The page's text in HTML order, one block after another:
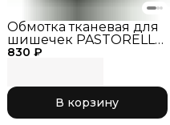
830 ₽
Обмотка тканевая для
шишечек PASTORELLI
черный
В корзину